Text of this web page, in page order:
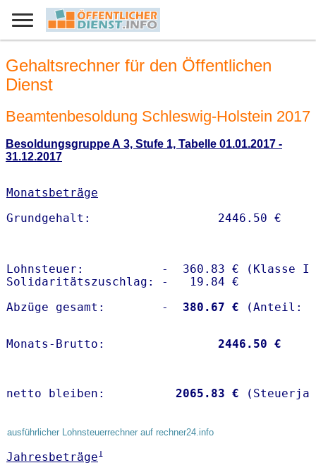
Gehaltsrechner für den Öffentlichen
Dienst
Beamtenbesoldung Schleswig-Holstein 2017
Besoldungsgruppe A 3, Stufe 1, Tabelle 01.01.2017 -
31.12.2017
Monatsbeträge
Lohnsteuer:           -  360.83 € (Klasse I)
Solidaritätszuschlag: -   19.84 €
Abzüge gesamt:        -
  380.67 €
Monats-Brutto: 2446.50 €
netto bleiben: 2065.83 €
ausführlicher Lohnsteuerrechner auf rechner24.info
Jahresbeträge1